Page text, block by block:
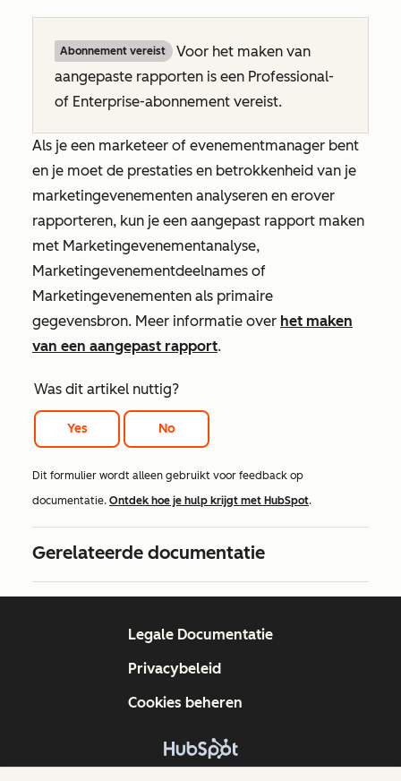
Abonnement vereist
Voor het maken van
aangepaste rapporten is een Professional-
of Enterprise-abonnement vereist.
Als je een marketeer of evenementmanager bent
en je moet de prestaties en betrokkenheid van je
marketingevenementen analyseren en erover
rapporteren, kun je een aangepast rapport maken
met Marketingevenementanalyse,
Marketingevenementdeelnames of
Marketingevenementen als primaire
gegevensbron. Meer informatie over het maken
van een aangepast rapport.
Was dit artikel nuttig?
Yes No
Dit formulier wordt alleen gebruikt voor feedback op
documentatie. Ontdek hoe je hulp krijgt met HubSpot.
Gerelateerde documentatie
Legale Documentatie
Privacybeleid
Cookies beheren